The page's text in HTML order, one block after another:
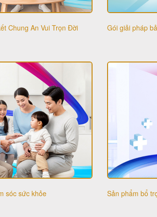
Chung An Vui Trọn Đời Gói giải pháp
sóc sức khỏe Sản phẩm bổ